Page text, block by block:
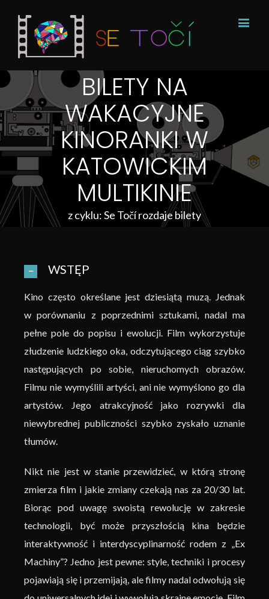
BILETY NA
WAKACYJNE
KINORANKI W
KATOWICKIM
MULTIKINIE
z cyklu: Se Točí rozdaje bilety
WSTĘP
Kino często określane jest dziesiątą muzą. Jednak
w porównaniu z poprzednimi sztukami, nadal ma
pełne pole do popisu i ewolucji. Film wykorzystuje
złudzenie ludzkiego oka, odczytującego ciąg szybko
następujących po sobie, nieruchomych obrazów.
Filmu nie wymyślili artyści, ani nie wymyślono go dla
artystów. Jego atrakcyjność jako rozrywki dla
niewybrednej publiczności szybko zyskało uznanie
tłumów.
Nikt nie jest w stanie przewidzieć, w którą stronę
zmierza film i jakie zmiany czekają nas za 20/30 lat.
Biorąc pod uwagę swoistą rewolucję w zakresie
technologii, być może przyszłością kina będzie
interaktywność i interdyscyplinarność rodem z „Ex
Machiny”? Jedno jest pewne: style, techniki i procesy
pojawiają się i przemijają, ale filmy nadal odwołują się